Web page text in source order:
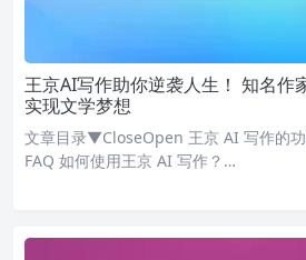
王京AI写作助你逆袭人生！ 知名作
实现文学梦想
文章目录▼CloseOpen 王京 AI 写作的
FAQ 如何使用王京 AI 写作？…